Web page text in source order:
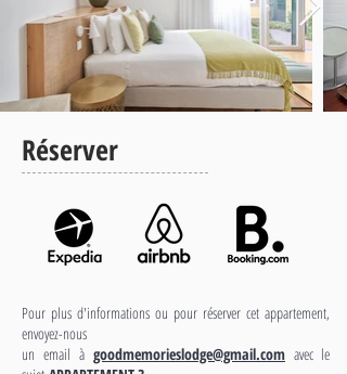
Réserver
Pour plus d'informations ou pour réserver cet appartement,
envoyez-nous
un email à goodmemorieslodge@gmail.com avec le